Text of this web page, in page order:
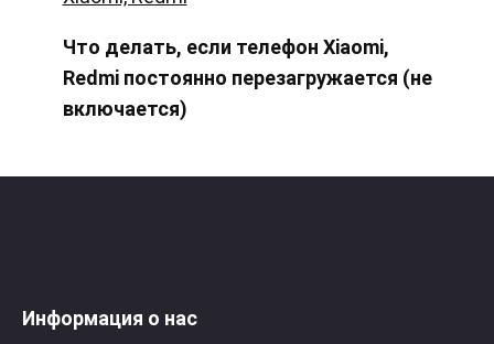
Что делать, если телефон Xiaomi,
Redmi постоянно перезагружается (не
включается)
Информация о нас